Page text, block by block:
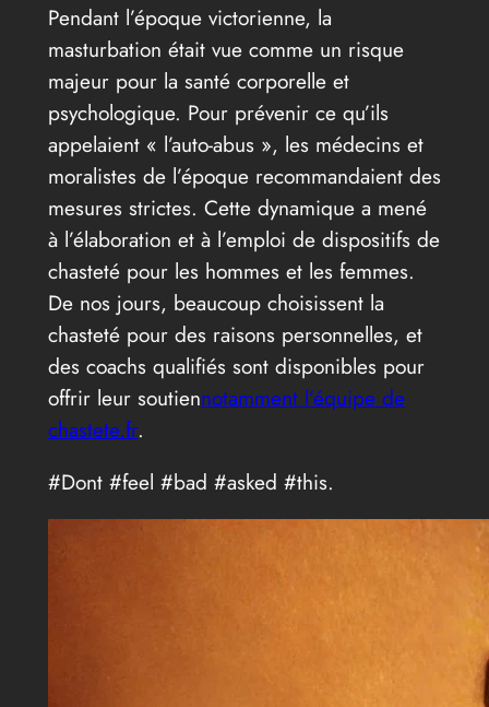
Pendant l’époque victorienne, la
masturbation était vue comme un risque
majeur pour la santé corporelle et
psychologique. Pour prévenir ce qu’ils
appelaient « l’auto-abus », les médecins et
moralistes de l’époque recommandaient des
mesures strictes. Cette dynamique a mené
à l’élaboration et à l’emploi de dispositifs de
chasteté pour les hommes et les femmes.
De nos jours, beaucoup choisissent la
chasteté pour des raisons personnelles, et
des coachs qualifiés sont disponibles pour
offrir leur soutiennotamment l’équipe de
chastete.fr.
#Dont #feel #bad #asked #this.